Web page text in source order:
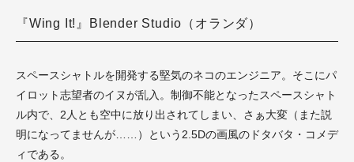
『Wing It!』Blender Studio（オランダ）
スペースシャトルを開発する堅気のネコのエンジニア。そこにパ
イロット志望者のイヌが乱入。制御不能となったスペースシャト
ル内で、2人とも空中に放り出されてしまい、さぁ大変（また説
明になってませんが……）という2.5Dの画風のドタバタ・コメデ
ィである。